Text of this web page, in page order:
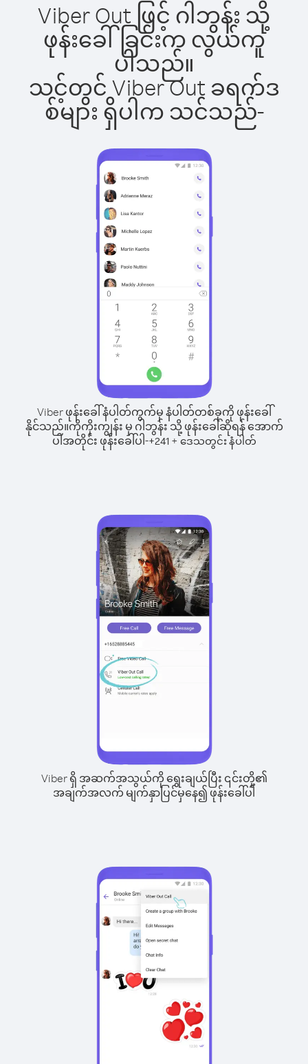
Viber Out ဖြင့် ဂါဘွန်း သို့
ဖုန်းခေါ်ခြင်းက လွယ်ကူ
ပါသည်။
သင့်တွင် Viber Out ခရက်ဒ
စ်များ ရှိပါက သင်သည်-
Viber ဖုန်းခေါ်နံပါတ်ကွက်မှ နံပါတ်တစ်ခုကို ဖုန်းခေါ်
နိုင်သည်။ကိုကိုးကျွန်း မှ ဂါဘွန်း သို့ ဖုန်းခေါ်ဆိုရန် အောက်
ပါအတိုင်း ဖုန်းခေါ်ပါ-+241+ဒေသတွင်း နံပါတ်
Viber ရှိ အဆက်အသွယ်ကို ရွေးချယ်ပြီး ၎င်းတို့၏
အချက်အလက် မျက်နှာပြင်မှနေ၍ ဖုန်းခေါ်ပါ